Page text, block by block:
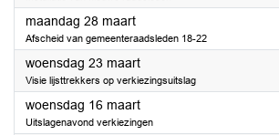
maandag 28 maart2022
Afscheid van gemeenteraadsleden 18-22
woensdag 23 maart2022
Visie lijsttrekkers op verkiezingsuitslag
woensdag 16 maart2022
Uitslagenavond verkiezingen